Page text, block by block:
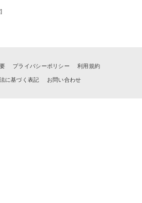
プライバシーポリシー 利用規約
に基づく表記 お問い合わせ